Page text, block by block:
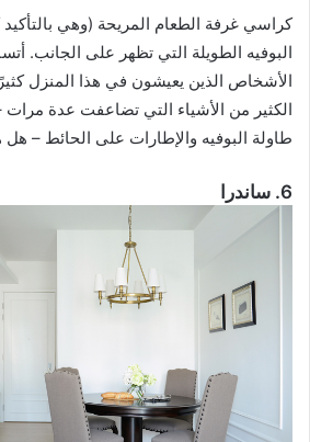
كراسي غرفة الطعام المريحة (وهي
البوفيه الطويلة التي تظهر على الجانب.
الأشخاص الذين يعيشون في هذا المنزل
الكثير من الأشياء التي تضاعفت عدة
طاولة البوفيه والإطارات على الحائط –
6. ساندرا